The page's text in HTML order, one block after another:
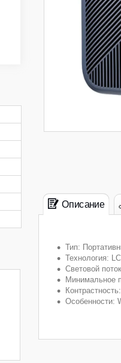
Описание
Тип:
Технология:
Световой
Минимальное
Особенности: